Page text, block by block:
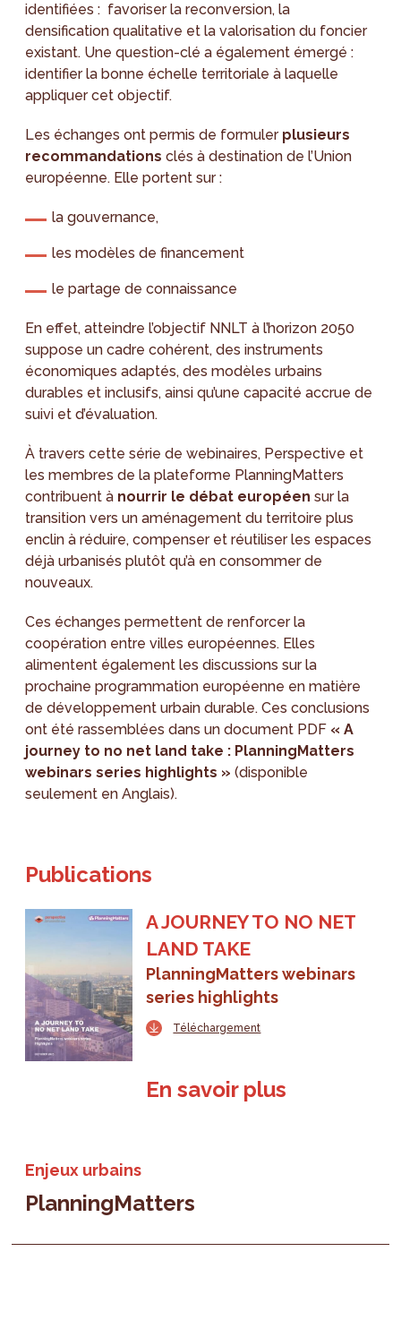
identifiées : favoriser la reconversion, la
densification qualitative et la valorisation du foncier
existant. Une question-clé a également émergé :
identifier la bonne échelle territoriale à laquelle
appliquer cet objectif.
Les échanges ont permis de formuler plusieurs
recommandations clés à destination de l’Union
européenne. Elle portent sur :
la gouvernance,
les modèles de financement
le partage de connaissance
En effet, atteindre l’objectif NNLT à l’horizon 2050
suppose un cadre cohérent, des instruments
économiques adaptés, des modèles urbains
durables et inclusifs, ainsi qu’une capacité accrue de
suivi et d’évaluation.
À travers cette série de webinaires, Perspective et
les membres de la plateforme PlanningMatters
contribuent à nourrir le débat européen sur la
transition vers un aménagement du territoire plus
enclin à réduire, compenser et réutiliser les espaces
déjà urbanisés plutôt qu’à en consommer de
nouveaux.
Ces échanges permettent de renforcer la
coopération entre villes européennes. Elles
alimentent également les discussions sur la
prochaine programmation européenne en matière
de développement urbain durable. Ces conclusions
ont été rassemblées dans un document PDF « A
journey to no net land take : PlanningMatters
webinars series highlights » (disponible
seulement en Anglais).
Publications
A JOURNEY TO NO NET
LAND TAKE
PlanningMatters webinars
series highlights
Téléchargement
En savoir plus
Enjeux urbains
PlanningMatters